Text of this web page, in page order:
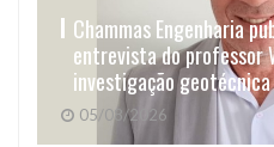
Chammas Engenharia
entrevista do professor
investigação geotécnica
05/08/2026